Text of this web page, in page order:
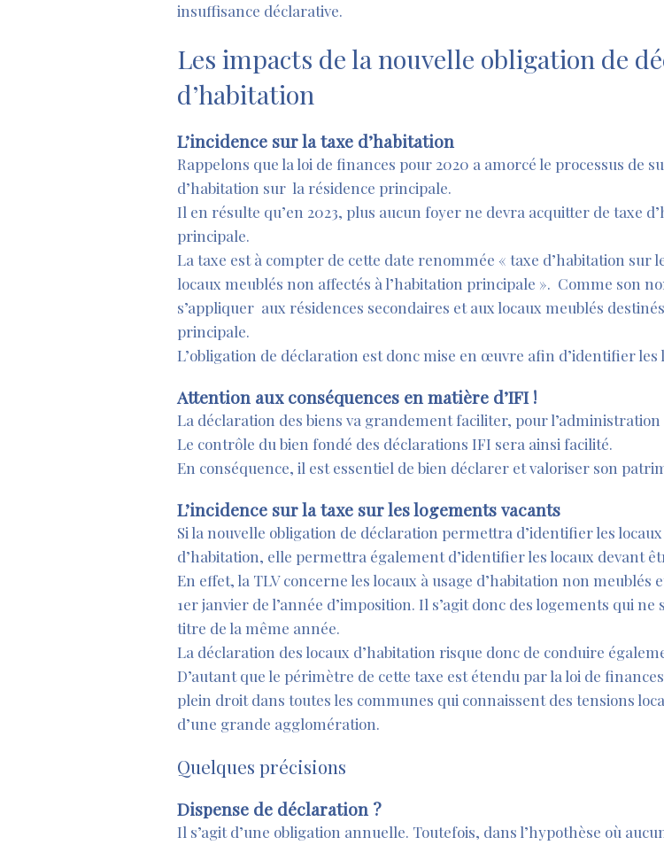
insuffisance déclarative.
Les impacts de la nouvelle obligation de
d’habitation
L’incidence sur la taxe d’habitation
Rappelons que la loi de finances pour 2020 a amorcé le processus de
d’habitation sur la résidence principale.
Il en résulte qu’en 2023, plus aucun foyer ne devra acquitter de taxe
principale.
La taxe est à compter de cette date renommée « taxe d’habitation sur
locaux meublés non affectés à l’habitation principale ». Comme son
s’appliquer aux résidences secondaires et aux locaux meublés
principale.
L’obligation de déclaration est donc mise en œuvre afin d’identifier les
Attention aux conséquences en matière d’IFI !
La déclaration des biens va grandement faciliter, pour
Le contrôle du bien fondé des déclarations IFI sera ainsi facilité.
En conséquence, il est essentiel de bien déclarer et valoriser son
L’incidence sur la taxe sur les logements vacants
Si la nouvelle obligation de déclaration permettra d’identifier les
d’habitation, elle permettra également d’identifier les locaux devant
En effet, la TLV concerne les locaux à usage d’habitation non meublés
1er janvier de l’année d’imposition. Il s’agit donc des logements qui
titre de la même année.
La déclaration des locaux d’habitation risque donc de conduire
D’autant que le périmètre de cette taxe est étendu par la loi de
plein droit dans toutes les communes qui connaissent des tensions
d’une grande agglomération.
Quelques précisions
Dispense de déclaration ?
Il s’agit d’une obligation annuelle. Toutefois, dans l’hypothèse où